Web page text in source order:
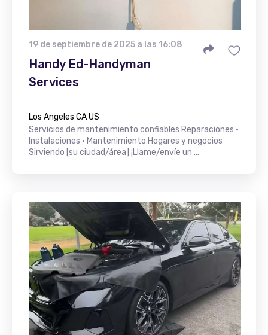
19 de septiembre de 2025 a las 16:08
Handy Ed-Handyman
Services
Los Angeles CA US
Servicios de mantenimiento confiables Reparaciones •
Instalaciones • Mantenimiento Hogares y negocios
Sirviendo [su ciudad/área] ¡Llame/envíe un ...